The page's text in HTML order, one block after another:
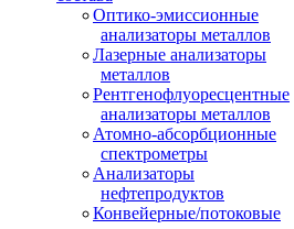
Оптико-эмиссионные
анализаторы металлов
Лазерные анализаторы
металлов
Рентгенофлуоресцентные
анализаторы металлов
Атомно-абсорбционные
спектрометры
Анализаторы
нефтепродуктов
Конвейерные/потоковые